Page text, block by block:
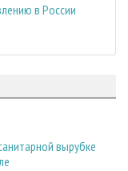
в России
вырубке